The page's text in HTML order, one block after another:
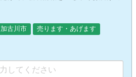
加古川市
売ります・あげます